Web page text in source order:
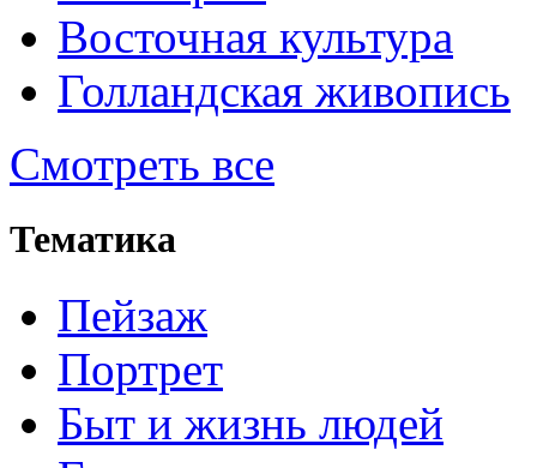
Восточная культура
Голландская живопись
Смотреть все
Тематика
Пейзаж
Портрет
Быт и жизнь людей